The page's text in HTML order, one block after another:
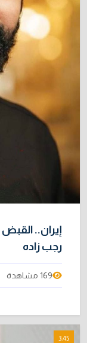
إيران..
رجب زاده
169 مشاهدة
3:45